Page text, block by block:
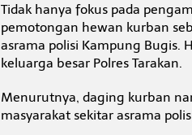
r
b
a
n
u
t
Tidak hanya fokus pada
pemotongan hewan kurban
asrama polisi Kampung Bugis.
keluarga besar Polres Tarakan.
Menurutnya, daging kurban
masyarakat sekitar asrama